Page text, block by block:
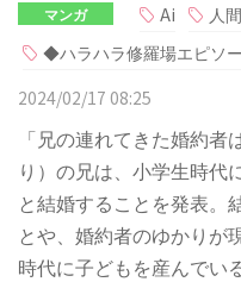
マンガ Ai
人
◆ハラハラ修羅場エピソ
2024/02/17 08:25
「兄の連れてきた婚約
り）の兄は、小学生時代
と結婚することを発表。
とや、婚約者のゆかりが
時代に子どもを産んでい